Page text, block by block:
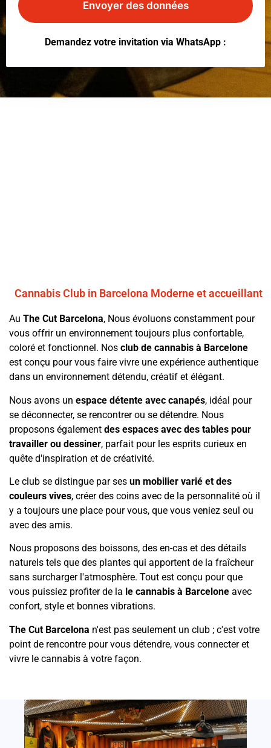
Envoyer des données
Demandez votre invitation via WhatsApp :
Cannabis Club in Barcelona Moderne et accueillant
Au The Cut Barcelona, Nous évoluons constamment pour
vous offrir un environnement toujours plus confortable,
coloré et fonctionnel. Nos club de cannabis à Barcelone
est conçu pour vous faire vivre une expérience authentique
dans un environnement détendu, créatif et élégant.
Nous avons un espace détente avec canapés, idéal pour
se déconnecter, se rencontrer ou se détendre. Nous
proposons également des espaces avec des tables pour
travailler ou dessiner, parfait pour les esprits curieux en
quête d'inspiration et de créativité.
Le club se distingue par ses un mobilier varié et des
couleurs vives, créer des coins avec de la personnalité où il
y a toujours une place pour vous, que vous veniez seul ou
avec des amis.
Nous proposons des boissons, des en-cas et des détails
naturels tels que des plantes qui apportent de la fraîcheur
sans surcharger l'atmosphère. Tout est conçu pour que
vous puissiez profiter de la le cannabis à Barcelone avec
confort, style et bonnes vibrations.
The Cut Barcelona n'est pas seulement un club ; c'est votre
point de rencontre pour vous détendre, vous connecter et
vivre le cannabis à votre façon.